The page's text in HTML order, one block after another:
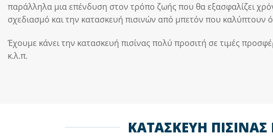
παράλληλα μια επένδυση στον τρόπο ζωής που θα εξασφαλίζει
σχεδιασμό και την κατασκευή πισινών από μπετόν που καλύπτουν
Έχουμε κάνει την κατασκευή πισίνας πολύ προσιτή σε τιμές
κ.λ.π.
ΚΑΤΑΣΚΕΥΗ